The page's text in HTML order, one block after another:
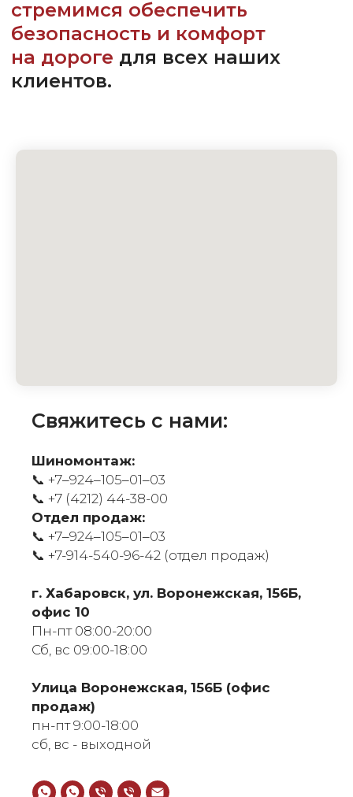
Свяжитесь с нами:
Шиномонтаж:
📞 +7‒924‒105‒01‒03
📞 +7 (4212) 44-38-00
Отдел продаж:
📞 +7‒924‒105‒01‒03
📞 +7-914-540-96-42 (отдел продаж)
г. Хабаровск, ул. Воронежская, 156Б,
офис 10
Пн-пт 08:00-20:00
Сб, вс 09:00-18:00
​Улица Воронежская, 156Б (офис
продаж)
пн-пт 9:00-18:00
сб, вс - выходной